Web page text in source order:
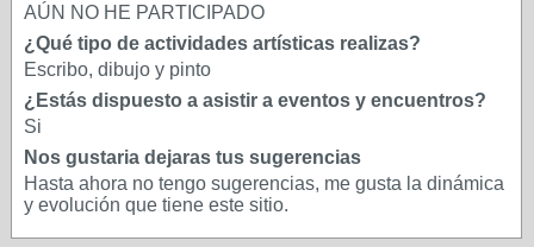
AÚN NO HE PARTICIPADO
¿Qué tipo de actividades artísticas realizas?
Escribo, dibujo y pinto
¿Estás dispuesto a asistir a eventos y encuentros?
Si
Nos gustaria dejaras tus sugerencias
Hasta ahora no tengo sugerencias, me gusta la dinámica
y evolución que tiene este sitio.